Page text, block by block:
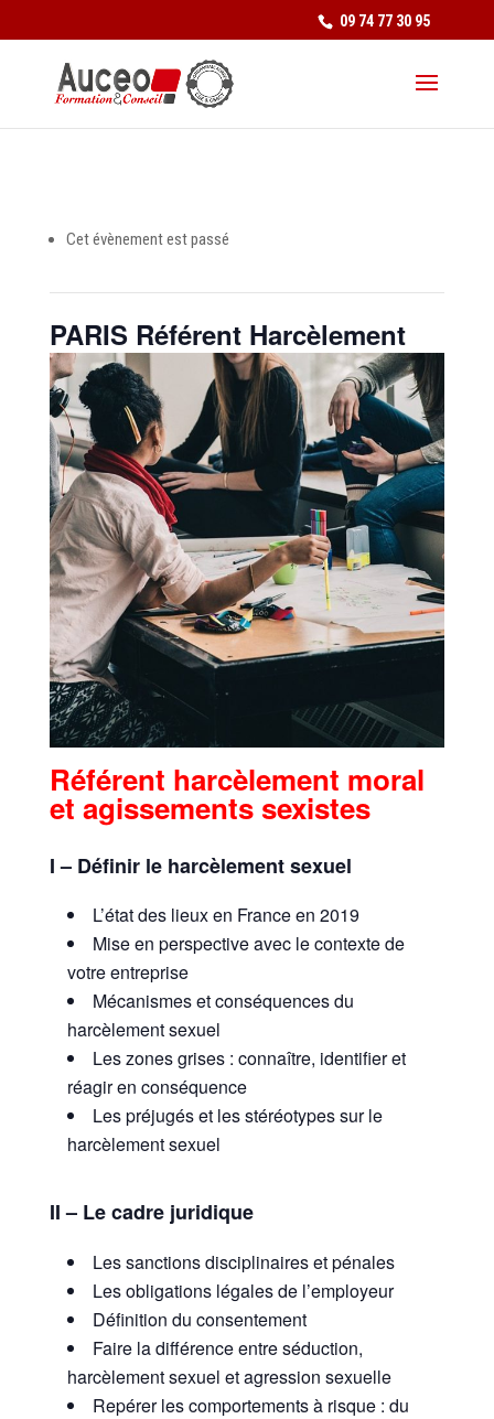
09 74 77 30 95
Cet évènement est passé
PARIS Référent Harcèlement
Référent harcèlement moral
et agissements sexistes
I – Définir le harcèlement sexuel
L’état des lieux en France en 2019
Mise en perspective avec le contexte de
votre entreprise
Mécanismes et conséquences du
harcèlement sexuel
Les zones grises : connaître, identifier et
réagir en conséquence
Les préjugés et les stéréotypes sur le
harcèlement sexuel
II – Le cadre juridique
Les sanctions disciplinaires et pénales
Les obligations légales de l’employeur
Définition du consentement
Faire la différence entre séduction,
harcèlement sexuel et agression sexuelle
Repérer les comportements à risque : du